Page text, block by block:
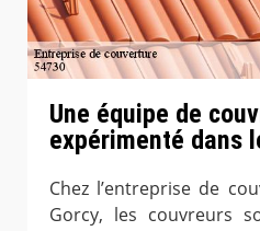
Une équipe de
expérimenté dans
Chez l’entreprise de
Gorcy, les couvreurs